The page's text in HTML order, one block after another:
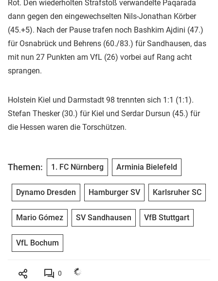
Rot. Den wiederholten Strafstoß verwandelte Paqarada
dann gegen den eingewechselten Nils-Jonathan Körber
(45.+5). Nach der Pause trafen noch Bashkim Ajdini (47.)
für Osnabrück und Behrens (60./83.) für Sandhausen, das
mit nun 27 Punkten am VfL (26) vorbei auf Rang acht
sprangen.
Holstein Kiel und Darmstadt 98 trennten sich 1:1 (1:1).
Stefan Thesker (30.) für Kiel und Serdar Dursun (45.) für
die Hessen waren die Torschützen.
Themen: 1. FC Nürnberg Arminia Bielefeld
Dynamo Dresden Hamburger SV Karlsruher SC
Mario Gómez SV Sandhausen VfB Stuttgart
VfL Bochum
0